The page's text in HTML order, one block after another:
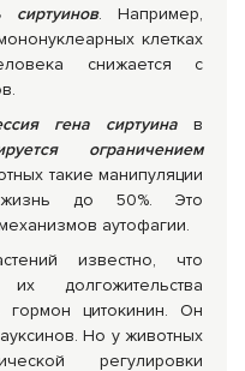
сиртуинов. Например,
клетках
снижается с
гена сиртуина в
ограничением
такие манипуляции
до 50%. Это
аутофагии.
известно, что
долгожительства
цитокинин. Он
Но у животных
регулировки